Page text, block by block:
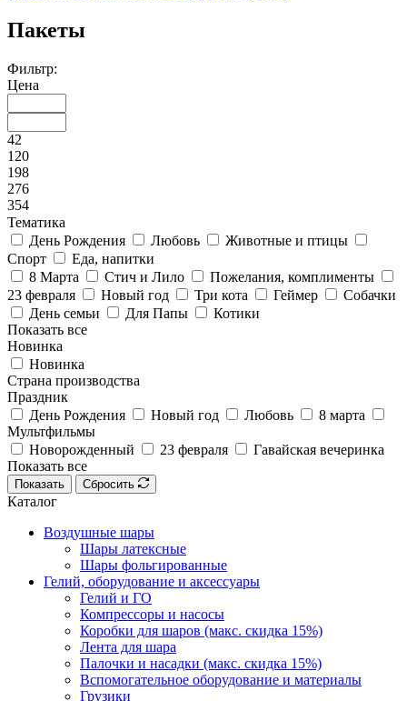
Пакеты
Фильтр:
Цена
42
120
198
276
354
Тематика
День Рождения
Любовь
Животные и птицы
Спорт
Еда, напитки
8 Марта
Стич и Лило
Пожелания, комплименты
23 февраля
Новый год Три кота Геймер
Собачки
День семьи
Для Папы
Котики
Показать все
Новинка
Новинка
Страна производства
Праздник
День Рождения
Новый год Любовь
8 марта
Мультфильмы
Новорожденный
23 февраля
Гавайская вечеринка
Показать все
Показать Сбросить
Каталог
Воздушные шары
Шары латексные
Шары фольгированные
Гелий, оборудование и аксессуары
Гелий и ГО
Компрессоры и насосы
Коробки для шаров (макс. скидка 15%)
Лента для шара
Палочки и насадки (макс. скидка 15%)
Вспомогательное оборудование и материалы
Грузики